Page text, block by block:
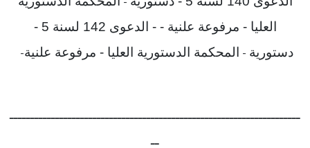
-
العليا - مرفوعة علنية - - الدعوى 142 لسنة 5 -
دستورية - المحكمة الدستورية العليا - مرفوعة علنية-
ــــــــــــــــــــــــــــــــــــــــــــــــــــــــــــــــــــــ
ــ